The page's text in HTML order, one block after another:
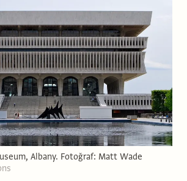
Albany. Fotoğraf: Matt Wade